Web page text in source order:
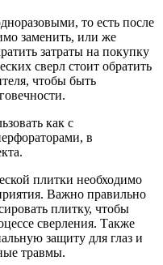
то есть после
заменить, или же
затраты на покупку
сверл стоит обратить
чтобы быть
как с
в
плитки необходимо
Важно правильно
плитку, чтобы
сверления. Также
защиту для глаз и
травмы.